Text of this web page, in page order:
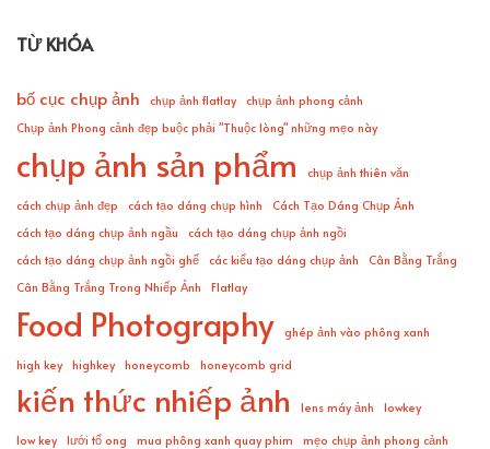
TỪ KHÓA
bố cục chụp ảnh chụp ảnh flatlay chụp ảnh phong cảnh
Chụp ảnh Phong cảnh đẹp buộc phải "Thuộc lòng" những mẹo này
chụp ảnh sản phẩm
chụp ảnh thiên văn
cách chụp ảnh đẹp
cách tạo dáng chụp hình
Cách Tạo Dáng Chụp Ảnh
cách tạo dáng chụp ảnh ngầu
cách tạo dáng chụp ảnh ngồi
cách tạo dáng chụp ảnh ngồi ghế các kiểu tạo dáng chụp ảnh
Cân Bằng Trắng
Cân Bằng Trắng Trong Nhiếp Ảnh
Flatlay
Food Photography ghép ảnh vào phông xanh
high key highkey honeycomb honeycomb grid
kiến thức nhiếp ảnh lens máy ảnh
lowkey
low key lưới tổ ong mua phông xanh quay phim
mẹo chụp ảnh phong cảnh